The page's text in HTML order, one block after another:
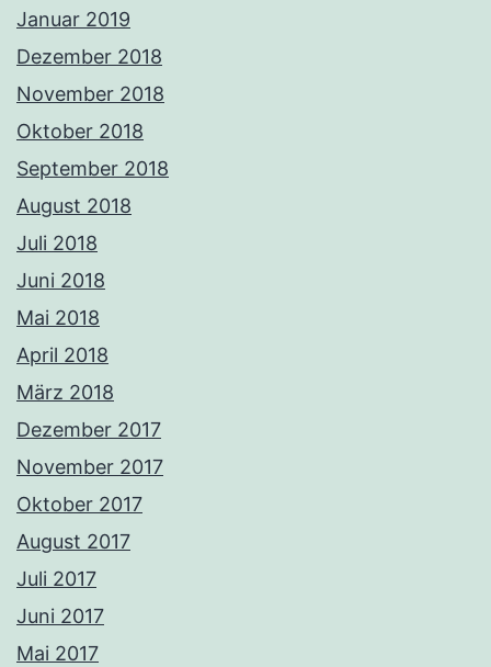
Januar 2019
Dezember 2018
November 2018
Oktober 2018
September 2018
August 2018
Juli 2018
Juni 2018
Mai 2018
April 2018
März 2018
Dezember 2017
November 2017
Oktober 2017
August 2017
Juli 2017
Juni 2017
Mai 2017